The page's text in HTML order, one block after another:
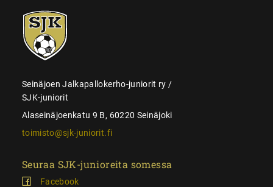
SJK-
juniorit
Seinäjoen Jalkapallokerho-juniorit ry /
SJK-juniorit
Alaseinäjoenkatu 9 B, 60220 Seinäjoki
toimisto@sjk-juniorit.fi
Seuraa SJK-junioreita somessa
Facebook